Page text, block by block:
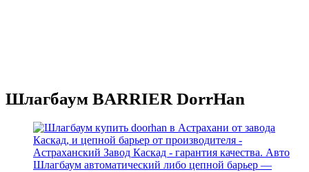
Шлагбаум BARRIER DorrHan